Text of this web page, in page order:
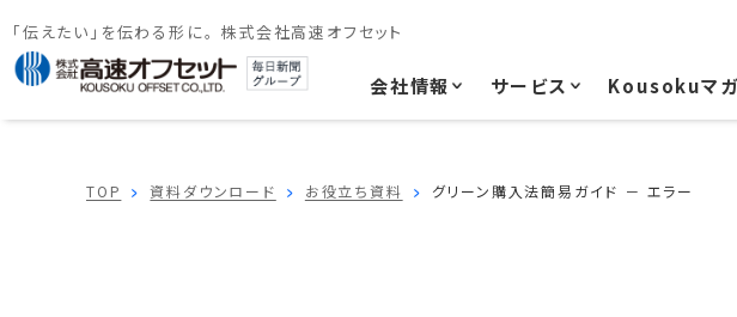
「伝えたい」を伝わる形に。 株式会社高速オフセット
会社情報 サービス Kousokuマ
TOP 資料ダウンロード お役立ち資料 グリーン購入法簡易ガイド － エラー